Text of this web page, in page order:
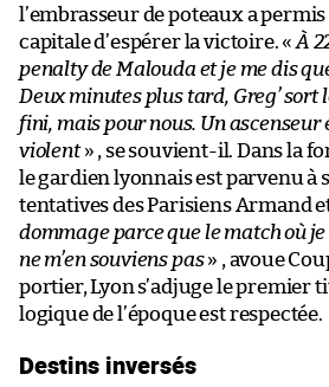
l’embrasseur de poteaux a permis
capitale d’espérer la victoire. « À
penalty de Malouda et je me dis
Deux minutes plus tard, Greg’ sort
fini, mais pour nous. Un
violent» , se souvient-il. Dans la
le gardien lyonnais est parvenu à
tentatives des Parisiens Armand
dommage parce que le match où je
ne m’en souviens pas» , avoue
portier, Lyon s’adjuge le premier
logique de l’époque est respectée.
Destins inversés